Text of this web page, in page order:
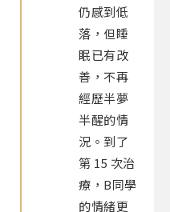
仍感到低
落，但睡
眠已有改
善，不再
經歷半夢
半醒的情
況。到了
第 15 次治
療，B同學
的情緒更